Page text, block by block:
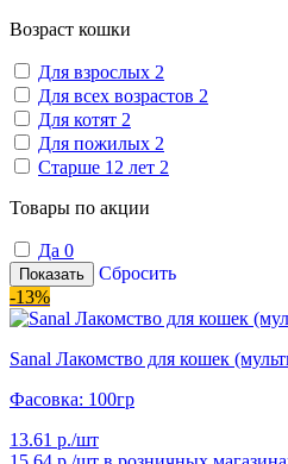
Возраст кошки
Для взрослых 2
Для всех возрастов 2
Для котят 2
Для пожилых 2
Старше 12 лет 2
Товары по акции
Да 0
Показать
Сбросить
-13%
Sanal Лакомство для кошек
Фасовка: 100гр
13.61 р./шт